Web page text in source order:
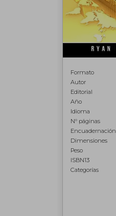
Formato
Autor
Editorial
Año
Idioma
N° páginas
Encuadernación
Dimensiones
Peso
ISBN13
Categorías